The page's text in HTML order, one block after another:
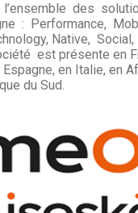
l’ensemble des
: Performance,
Native,
est présente en
Espagne, en Italie, en
du Sud.